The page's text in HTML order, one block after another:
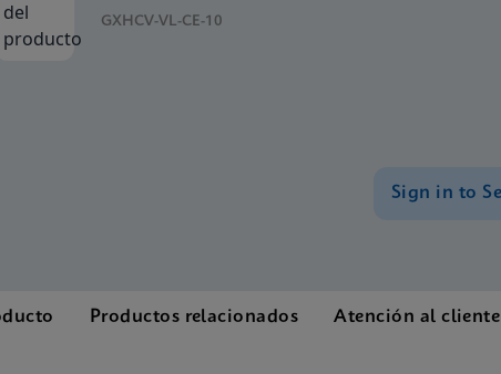
GXHCV-VL-CE-10
Sign in to
Productos relacionados Atención al cliente